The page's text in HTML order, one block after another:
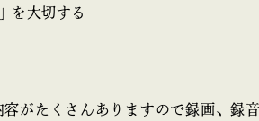
を大切する
がたくさんありますので録画、録